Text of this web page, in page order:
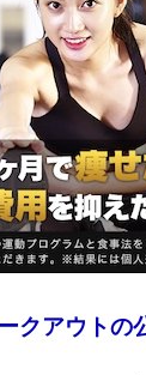
アウトの